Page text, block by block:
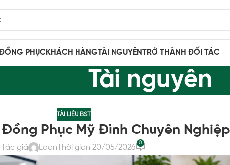
PHỤC KHÁCH HÀNGTÀI NGUYÊNTRỞ THÀNH ĐỐI TÁC
Tài nguyên
TÀI LIỆU BST
Phục Mỹ Đình Chuyên Nghiệp
Tác giả Loan Thời gian 20/05/2026
0